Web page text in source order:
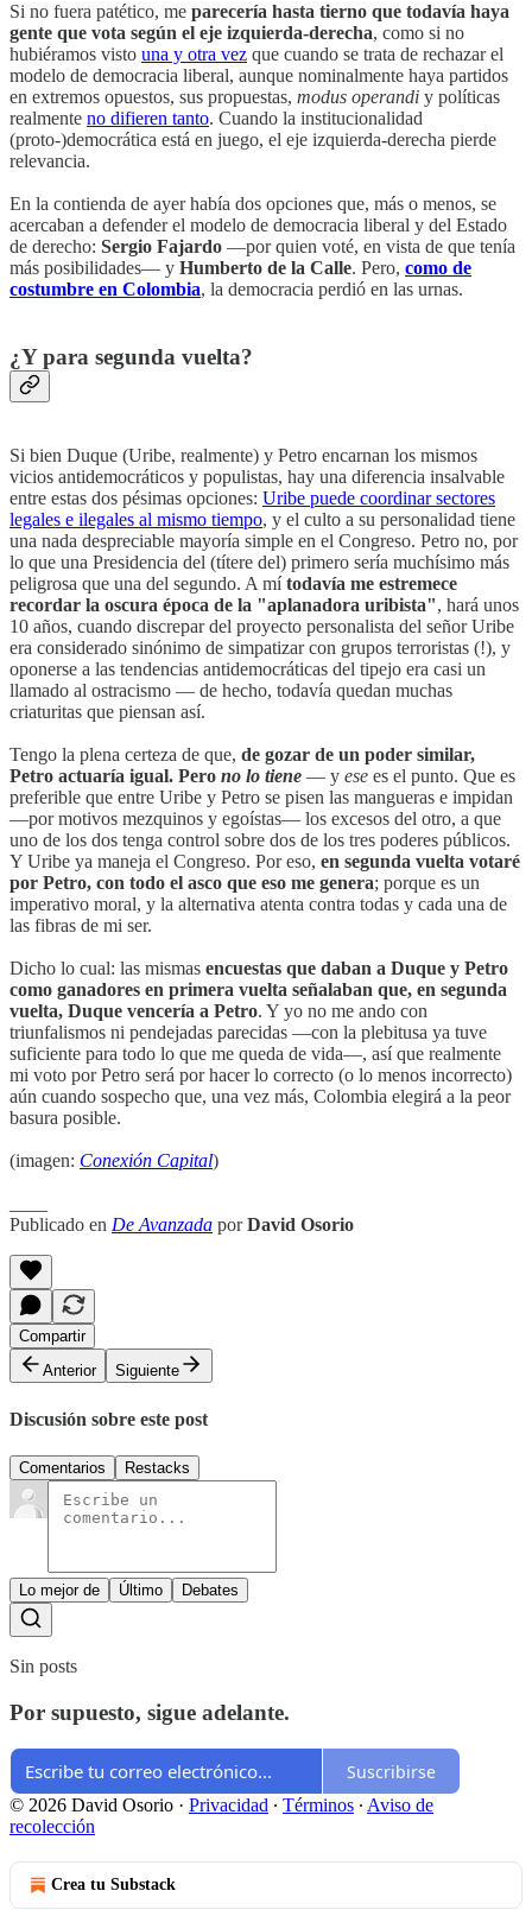
Si no fuera patético, me parecería hasta tierno que todavía haya
gente que vota según el eje izquierda-derecha, como si no
hubiéramos visto una y otra vez que cuando se trata de rechazar el
modelo de democracia liberal, aunque nominalmente haya partidos
en extremos opuestos, sus propuestas, modus operandi y políticas
realmente no difieren tanto. Cuando la institucionalidad
(proto-)democrática está en juego, el eje izquierda-derecha pierde
relevancia.
En la contienda de ayer había dos opciones que, más o menos, se
acercaban a defender el modelo de democracia liberal y del Estado
de derecho: Sergio Fajardo —por quien voté, en vista de que tenía
más posibilidades— y Humberto de la Calle. Pero, como de
costumbre en Colombia, la democracia perdió en las urnas.
¿Y para segunda vuelta?
Si bien Duque (Uribe, realmente) y Petro encarnan los mismos
vicios antidemocráticos y populistas, hay una diferencia insalvable
entre estas dos pésimas opciones: Uribe puede coordinar sectores
legales e ilegales al mismo tiempo, y el culto a su personalidad tiene
una nada despreciable mayoría simple en el Congreso. Petro no, por
lo que una Presidencia del (títere del) primero sería muchísimo más
peligrosa que una del segundo. A mítodavía me estremece
recordar la oscura época de la "aplanadora uribista", hará unos
10 años, cuando discrepar del proyecto personalista del señor Uribe
era considerado sinónimo de simpatizar con grupos terroristas (!), y
oponerse a las tendencias antidemocráticas del tipejo era casi un
llamado al ostracismo — de hecho, todavía quedan muchas
criaturitas que piensan así.
Tengo la plena certeza de que, de gozar de un poder similar,
Petro actuaría igual. Pero no lo tiene — y ese es el punto. Que es
preferible que entre Uribe y Petro se pisen las mangueras e impidan
—por motivos mezquinos y egoístas— los excesos del otro, a que
uno de los dos tenga control sobre dos de los tres poderes públicos.
Y Uribe ya maneja el Congreso. Por eso, en segunda vuelta votaré
por Petro, con todo el asco que eso me genera; porque es un
imperativo moral, y la alternativa atenta contra todas y cada una de
las fibras de mi ser.
Dicho lo cual: las mismas encuestas que daban a Duque y Petro
como ganadores en primera vuelta señalaban que, en segunda
vuelta, Duque vencería a Petro. Y yo no me ando con
triunfalismos ni pendejadas parecidas —con la plebitusa ya tuve
suficiente para todo lo que me queda de vida—, así que realmente
mi voto por Petro será por hacer lo correcto (o lo menos incorrecto)
aún cuando sospecho que, una vez más, Colombia elegirá a la peor
basura posible.
(imagen: Conexión Capital)
Publicado en De Avanzada porDavid Osorio
Compartir
Anterior
Siguiente
Discusión sobre este post
Comentarios Restacks
Lo mejor de Último Debates
Sin posts
Por supuesto, sigue adelante.
Suscribirse
© 2026 David Osorio · Privacidad ∙ Términos ∙ Aviso de
recolección
Crea tu Substack